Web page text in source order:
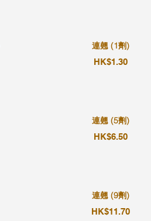
連翹 (1劑)
HK$1.30
連翹 (5劑)
HK$6.50
連翹 (9劑)
HK$11.70